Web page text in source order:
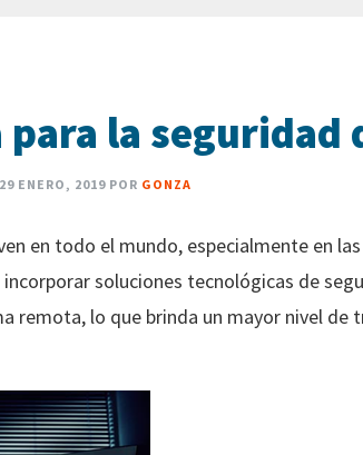
la seguridad
29 ENERO, 2019 POR GONZA
en todo el mundo, especialmente en
soluciones tecnológicas de
remota, lo que brinda un mayor nivel de